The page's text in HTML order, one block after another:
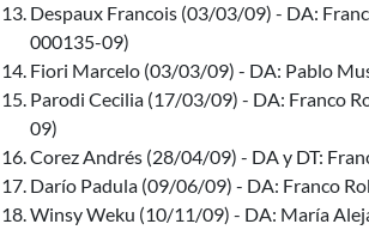
Despaux Francois (03/03/09) - DA:
000135-09)
Fiori Marcelo (03/03/09) - DA: Pablo
Parodi Cecilia (17/03/09) - DA: Franco
09)
Corez Andrés (28/04/09) - DA y DT:
Darío Padula (09/06/09) - DA: Franco
Winsy Weku (10/11/09) - DA: María